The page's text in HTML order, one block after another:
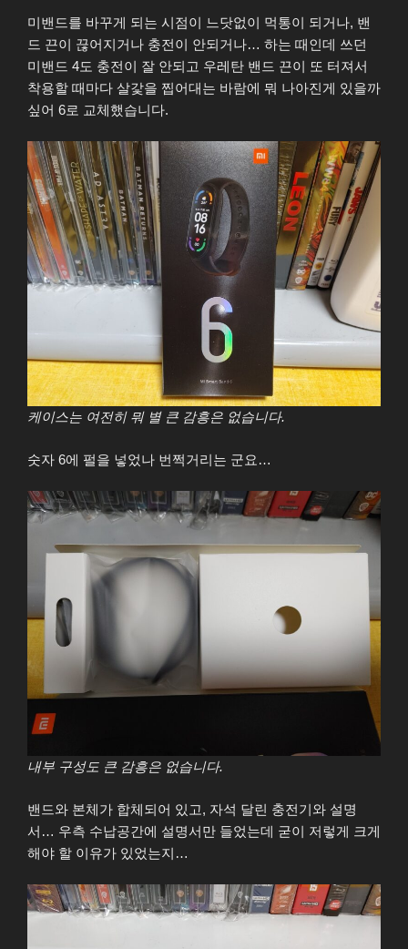
미밴드를 바꾸게 되는 시점이 느닷없이 먹통이 되거나, 밴
드 끈이 끊어지거나 충전이 안되거나… 하는 때인데 쓰던
미밴드 4도 충전이 잘 안되고 우레탄 밴드 끈이 또 터져서
착용할 때마다 살갗을 찝어대는 바람에 뭐 나아진게 있을까
싶어 6로 교체했습니다.
케이스는 여전히 뭐 별 큰 감흥은 없습니다.
숫자 6에 펄을 넣었나 번쩍거리는 군요…
내부 구성도 큰 감흥은 없습니다.
밴드와 본체가 합체되어 있고, 자석 달린 충전기와 설명
서… 우측 수납공간에 설명서만 들었는데 굳이 저렇게 크게
해야 할 이유가 있었는지…